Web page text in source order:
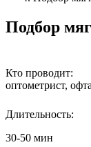
Подбор
Кто проводит:
оптометрист,
Длительность:
30-50 мин